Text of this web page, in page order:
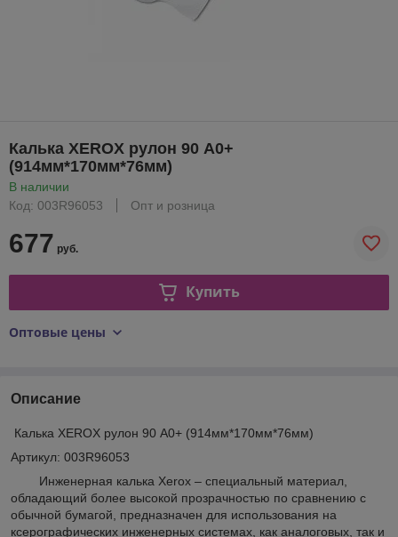
Калька XEROX рулон 90 А0+
(914мм*170мм*76мм)
В наличии
Код: 003R96053
Опт и розница
677 руб.
Купить
Оптовые цены
Описание
Калька XEROX рулон 90 А0+ (914мм*170мм*76мм)
Артикул: 003R96053
Инженерная калька Xerox – специальный материал,
обладающий более высокой прозрачностью по сравнению с
обычной бумагой, предназначен для использования на
ксерографических инженерных системах, как аналоговых, так и